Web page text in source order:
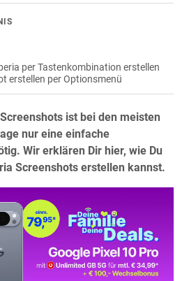
per Tastenkombination erstellen
erstellen per Optionsmenü
ist bei den meisten
nur eine einfache
Wir erklären Dir hier, wie Du
Screenshots erstellen kannst.